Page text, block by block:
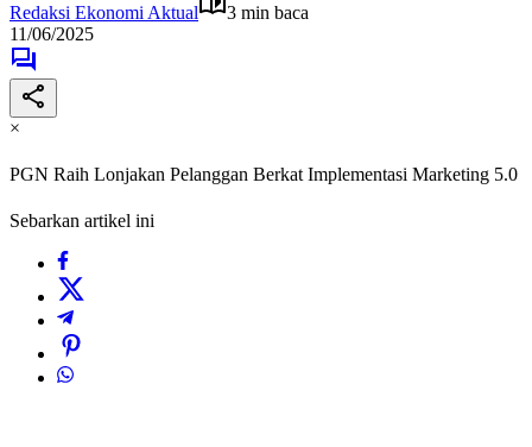
Redaksi Ekonomi Aktual
3 min baca
11/06/2025
×
PGN Raih Lonjakan Pelanggan Berkat Implementasi Marketing 5.0
Sebarkan artikel ini